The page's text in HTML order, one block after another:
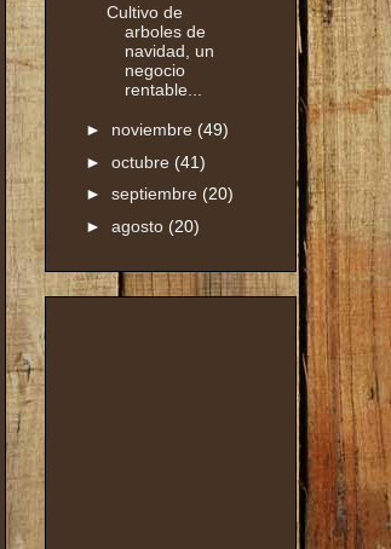
Cultivo de
arboles de
navidad, un
negocio
rentable...
► noviembre (49)
► octubre (41)
► septiembre (20)
► agosto (20)